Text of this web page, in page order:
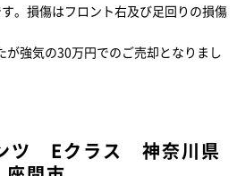
。損傷はフロント右及び足回りの損傷
が強気の30万円でのご売却となりまし
ツ Eクラス 神奈川県